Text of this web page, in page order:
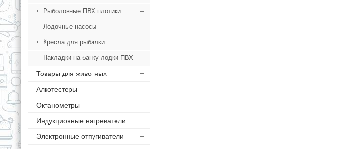
Рыболовные ПВХ плотики
Лодочные насосы
Кресла для рыбалки
Накладки на банку лодки ПВХ
Товары для животных
Алкотестеры
Октанометры
Индукционные нагреватели
Электронные отпугиватели